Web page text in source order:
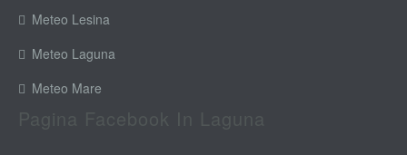
Meteo Lesina
Meteo Laguna
Meteo Mare